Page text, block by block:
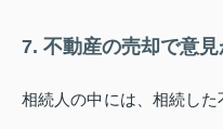
7. 不動産の売却で意
相続人の中には、相続し